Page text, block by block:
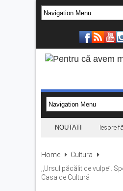
NOUTATI
„Hoinari prin munți”, filmul despre
Home
Cultura
,,Ursul păcălit de vulpe’’.
Casa de Cultură